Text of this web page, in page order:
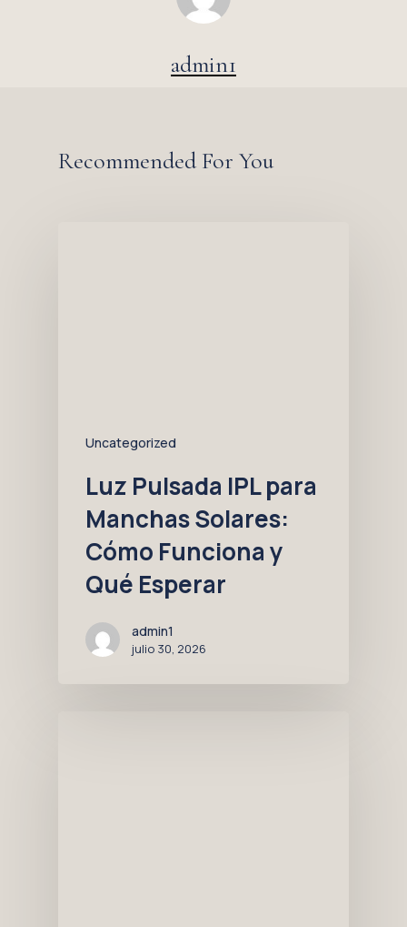
admin1
Recommended For You
Uncategorized
Luz Pulsada IPL para
Manchas Solares:
Cómo Funciona y
Qué Esperar
admin1
julio 30, 2026